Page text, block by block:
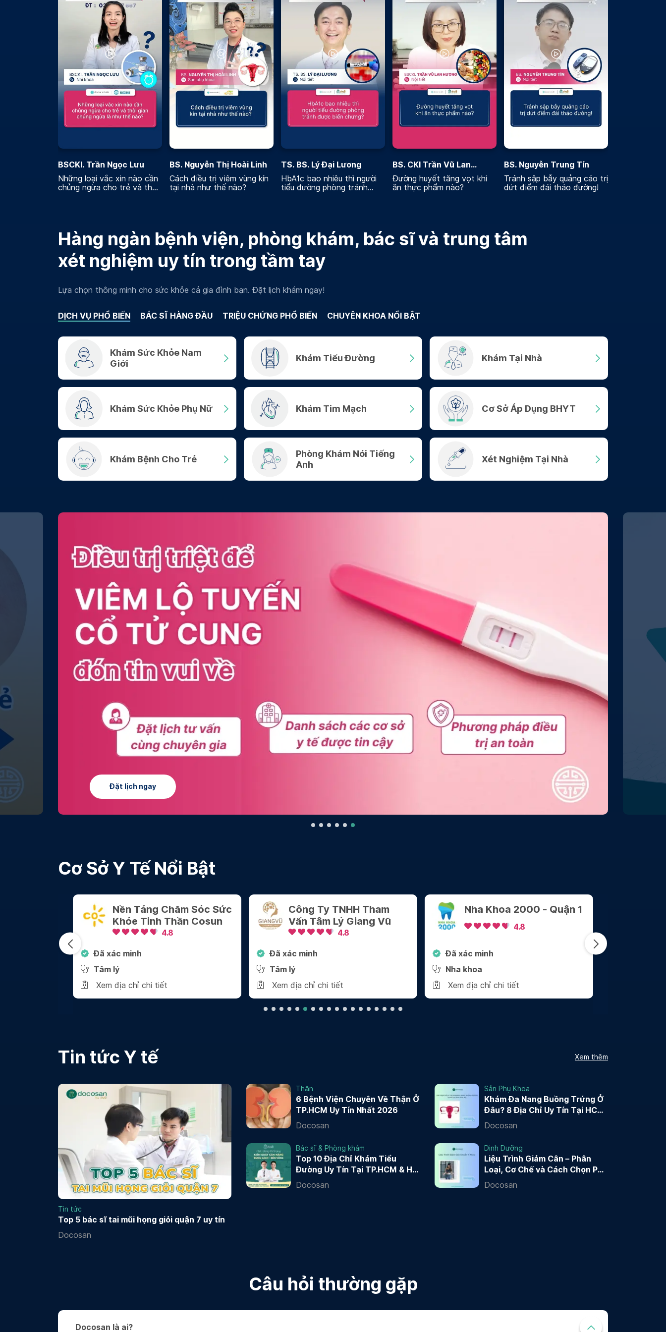
BSCKI. Trần Ngọc Lưu
Những loại vắc xin nào cần
chủng ngừa cho trẻ và thời
BS. Nguyễn Thị Hoài Linh
Cách điều trị viêm vùng kín
tại nhà như thế nào?
TS. BS. Lý Đại Lương
HbA1c bao nhiêu thì người
tiểu đường phòng tránh
BS. CKI Trần Vũ Lan
Hương
Đường huyết tăng vọt khi
ăn thực phẩm nào?
BS. Nguyễn Trung Tín
Tránh sập bẫy quảng cáo trị
dứt điểm đái tháo đường!
Hàng ngàn bệnh viện, phòng khám, bác sĩ và trung tâm
xét nghiệm uy tín trong tầm tay
Lựa chọn thông minh cho sức khỏe cả gia đình bạn. Đặt lịch khám ngay!
DỊCH VỤ PHỔ BIẾN BÁC SĨ HÀNG ĐẦU TRIỆU CHỨNG PHỔ BIẾN CHUYÊN KHOA NỔI BẬT
Khám Sức Khỏe Nam
Giới
Khám Tiểu Đường Khám Tại Nhà
Khám Sức Khỏe Phụ Nữ Khám Tim Mạch Cơ Sở Áp Dụng BHYT
Khám Bệnh Cho Trẻ
Phòng Khám Nói Tiếng
Anh
Xét Nghiệm Tại Nhà
Tìm hiểu thêm
Cơ Sở Y Tế Nổi Bật
Công Ty TNHH Tham
Vấn Tâm Lý Giang Vũ
4.8
Đã xác minh
Tâm lý
Xem địa chỉ chi tiết
Nha Khoa 2000 - Quận 1
4.8
Đã xác minh
Nha khoa
Xem địa chỉ chi tiết
Nha Khoa Sài Gòn
Center
4.9
Đã xác minh
Nha khoa
Xem địa chỉ chi tiết
Tin tức Y tế Xem thêm
Tin tức
Top 5 bác sĩ tai mũi họng giỏi quận 7 uy tín
Docosan
Thận
6 Bệnh Viện Chuyên Về Thận Ở
TP.HCM Uy Tín Nhất 2026
Docosan
Sản Phụ Khoa
Khám Đa Nang Buồng Trứng Ở
Đâu? 8 Địa Chỉ Uy Tín Tại HCM
và Hà Nội 2026
Docosan
Bác sĩ & Phòng khám
Top 10 Địa Chỉ Khám Tiểu
Đường Uy Tín Tại TP.HCM & Hà
Nội 2026
Docosan
Dinh Dưỡng
Liệu Trình Giảm Cân – Phân
Loại, Cơ Chế và Cách Chọn Phù
Hợp
Docosan
Câu hỏi thường gặp
Docosan là ai?